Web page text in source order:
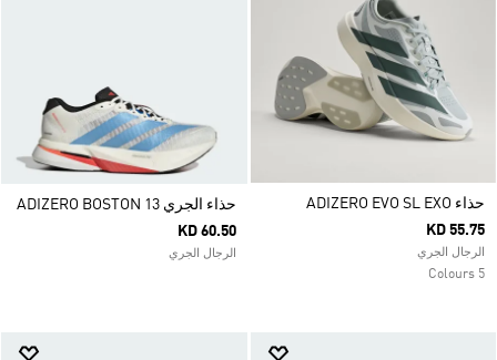
حذاء ADIZERO EVO SL EXO
KD 55.75
الرجال الجري
5 Colours
حذاء الجري ADIZERO BOSTON 13
KD 60.50
الرجال الجري